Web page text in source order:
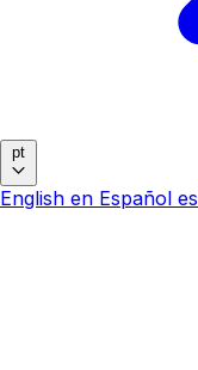
pt
English en Español es